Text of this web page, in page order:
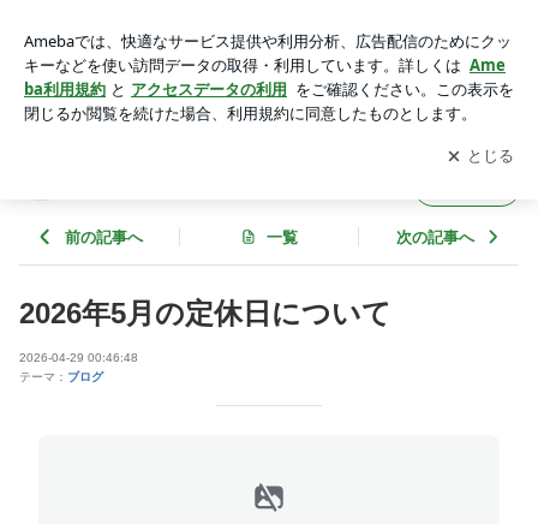
アプリをダウンロードして ブログの更新通知
を受け取りまし
ょう。
開く
前の記事へ 一覧 次の記事へ
2026年5月の定休日について
2026-04-29 00:46:48
テーマ： ブログ